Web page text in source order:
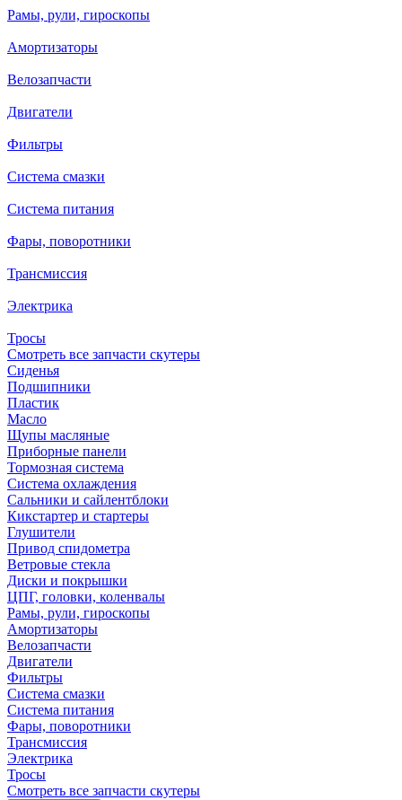
Рамы, рули, гироскопы
Амортизаторы
Велозапчасти
Двигатели
Фильтры
Система смазки
Система питания
Фары, поворотники
Трансмиссия
Электрика
Тросы
Смотреть все запчасти скутеры
Сиденья
Подшипники
Пластик
Масло
Щупы масляные
Приборные панели
Тормозная система
Система охлаждения
Сальники и сайлентблоки
Кикстартер и стартеры
Глушители
Привод спидометра
Ветровые стекла
Диски и покрышки
ЦПГ, головки, коленвалы
Рамы, рули, гироскопы
Амортизаторы
Велозапчасти
Двигатели
Фильтры
Система смазки
Система питания
Фары, поворотники
Трансмиссия
Электрика
Тросы
Смотреть все запчасти скутеры